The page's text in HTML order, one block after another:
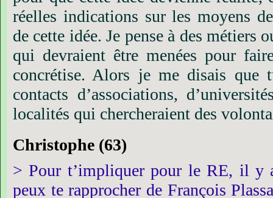
réelles indications sur les moyens de
de cette idée. Je pense à des métiers
qui devraient être menées pour
concrétise. Alors je me disais que
contacts d’associations,
localités qui chercheraient des
Christophe (63)
> Pour t’impliquer pour le RE, il y
peux te rapprocher de François